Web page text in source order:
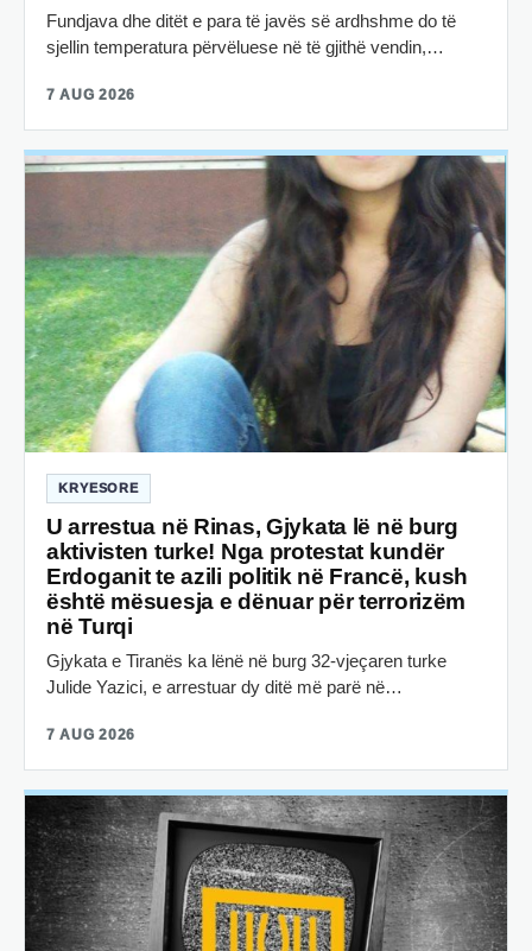
Fundjava dhe ditët e para të javës së ardhshme do të
sjellin temperatura përvëluese në të gjithë vendin,…
7 AUG 2026
KRYESORE
U arrestua në Rinas, Gjykata lë në burg
aktivisten turke! Nga protestat kundër
Erdoganit te azili politik në Francë, kush
është mësuesja e dënuar për terrorizëm
në Turqi
Gjykata e Tiranës ka lënë në burg 32-vjeçaren turke
Julide Yazici, e arrestuar dy ditë më parë në…
7 AUG 2026